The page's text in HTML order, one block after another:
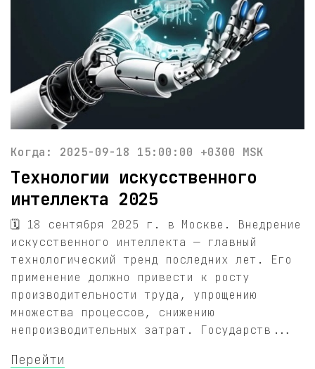
Когда: 2025-09-18 15:00:00 +0300 MSK
Технологии искусственного
интеллекта 2025
🗓 18 сентября 2025 г. в Москве. Внедрение
искусственного интеллекта — главный
технологический тренд последних лет. Его
применение должно привести к росту
производительности труда, упрощению
множества процессов, снижению
непроизводительных затрат. Государств...
Перейти